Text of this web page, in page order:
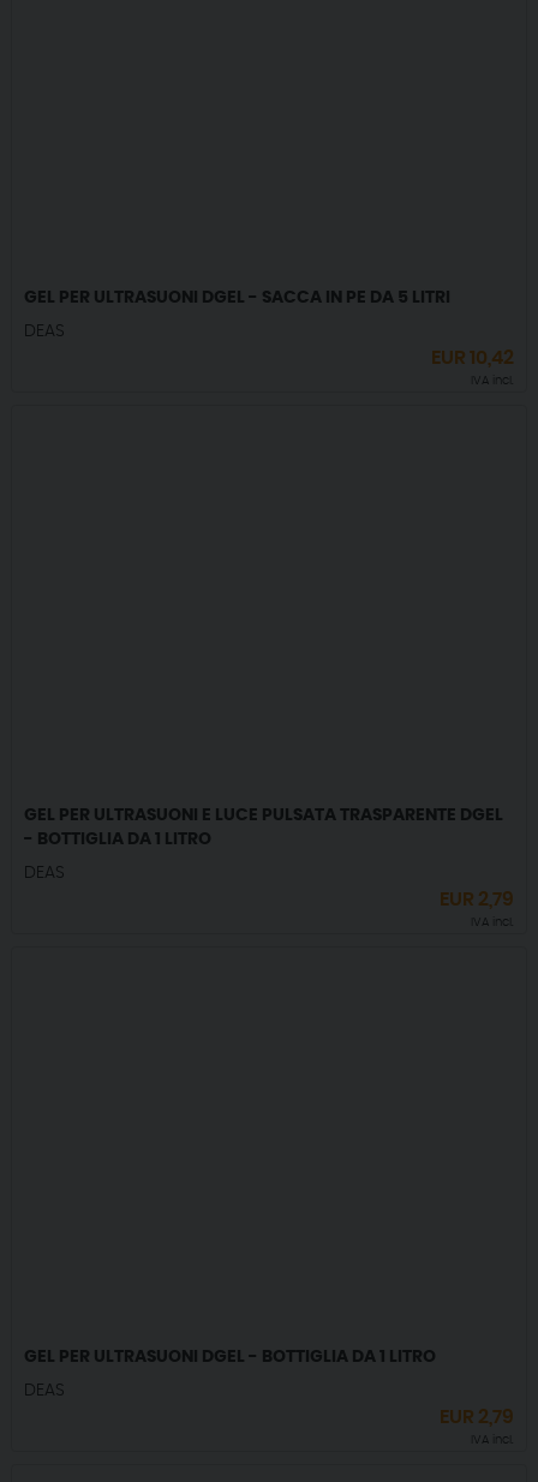
GEL PER ULTRASUONI DGEL - SACCA IN PE DA 5 LITRI
DEAS
EUR10,42
IVA incl.
GEL PER ULTRASUONI E LUCE PULSATA TRASPARENTE DGEL
- BOTTIGLIA DA 1 LITRO
DEAS
EUR 2,79
IVA incl.
GEL PER ULTRASUONI DGEL - BOTTIGLIA DA 1 LITRO
DEAS
EUR 2,79
IVA incl.